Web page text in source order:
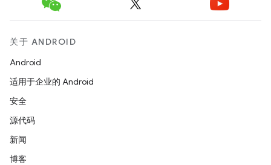
关于 ANDROID
Android
适用于企业的 Android
安全
源代码
新闻
博客